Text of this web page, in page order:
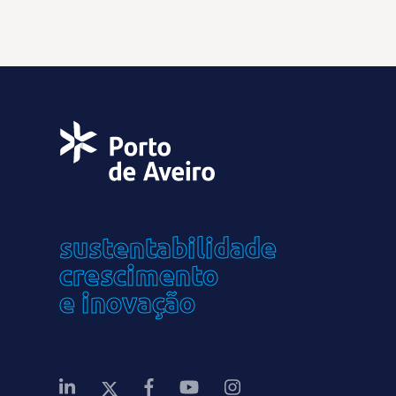
sustentabilidade
crescimento
e inovação